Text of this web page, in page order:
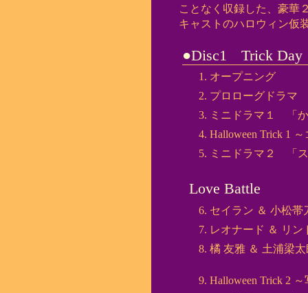
ことなく収録した、豪華
キャストのハロウィン仮
●Disc1 Trick Day
オープニング
プロローグドラマ
ミニドラマ１ 「
Halloween Trick 1
ミニドラマ２ 「
Love Battle
セイラン ＆ 小松帯
レオナード ＆ リン
橘 友雅 ＆ 土浦梁太
Halloween Trick 2